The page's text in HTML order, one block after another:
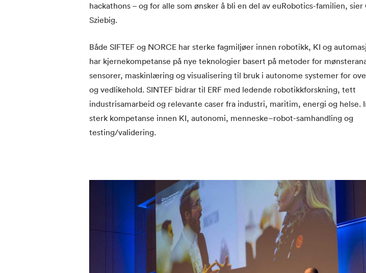
hackathons – og for alle som ønsker å bli en del av euRobotics-familien, sier
Sziebig.
Både SIFTEF og NORCE har sterke fagmiljøer innen robotikk, KI og
har kjernekompetanse på nye teknologier basert på metoder for
sensorer, maskinlæring og visualisering til bruk i autonome systemer for
og vedlikehold. SINTEF bidrar til ERF med ledende robotikkforskning, tett
industrisamarbeid og relevante caser fra industri, maritim, energi og helse.
sterk kompetanse innen KI, autonomi, menneske–robot-samhandling og
testing/validering.